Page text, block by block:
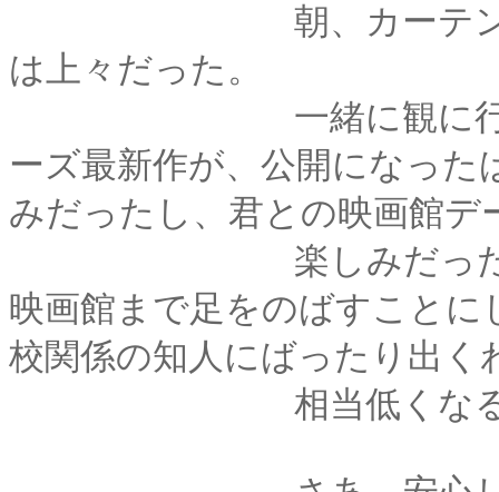
朝、カーテンを開け
は上々だった。
一緒に観に行こうと
ーズ最新作が、公開になっ
みだったし、君との映画館デ
楽しみだった。念の
映画館まで足をのばすこと
校関係の知人にばったり出く
相当低くなるは